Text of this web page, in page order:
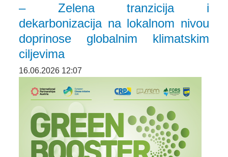
– Zelena tranzicija i
dekarbonizacija na lokalnom nivou
doprinose globalnim klimatskim
ciljevima
16.06.2026 12:07